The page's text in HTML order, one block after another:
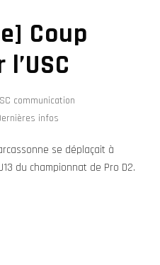
Coup
communication
infos
se déplaçait à
du championnat de Pro D2.